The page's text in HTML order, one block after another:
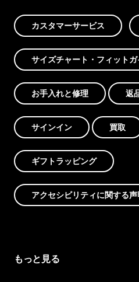
カスタマーサービス
サイズチャート・フィットガ
お手入れと修理 返
サインイン 買取
ギフトラッピング
アクセシビリティに関する
もっと見る